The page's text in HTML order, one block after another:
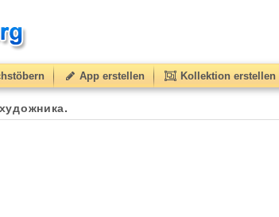
App erstellen Kollektion erstellen